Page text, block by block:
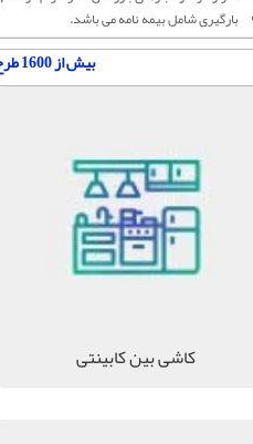
بارگیری شامل بیمه نامه می باشد.
بیش از 1600 طرح در 6 دسته بندی زیر ... 👇
کاشی بین کابینتی